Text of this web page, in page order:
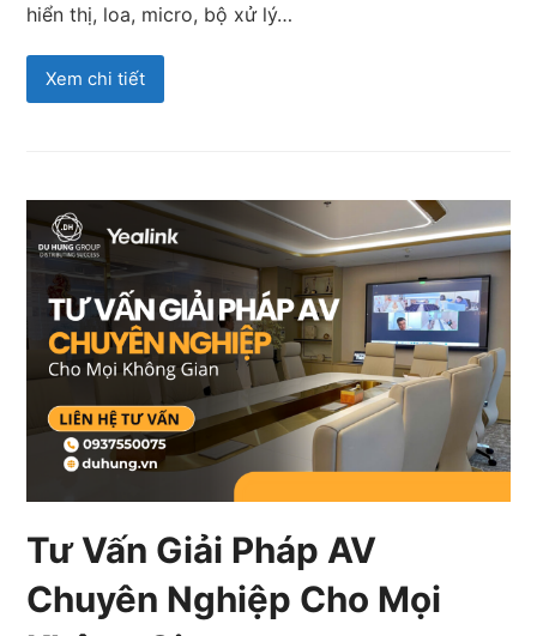
hiển thị, loa, micro, bộ xử lý…
Xem chi tiết
Tư Vấn Giải Pháp AV
Chuyên Nghiệp Cho Mọi